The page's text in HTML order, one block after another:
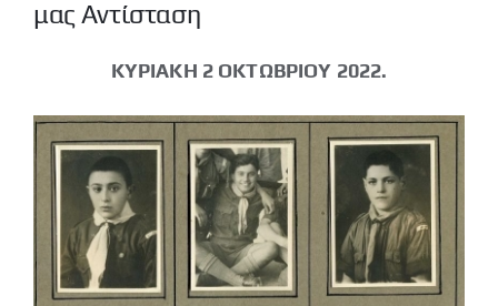
μας Αντίσταση
ΚΥΡΙΑΚΗ 2 ΟΚΤΩΒΡΙΟΥ 2022.